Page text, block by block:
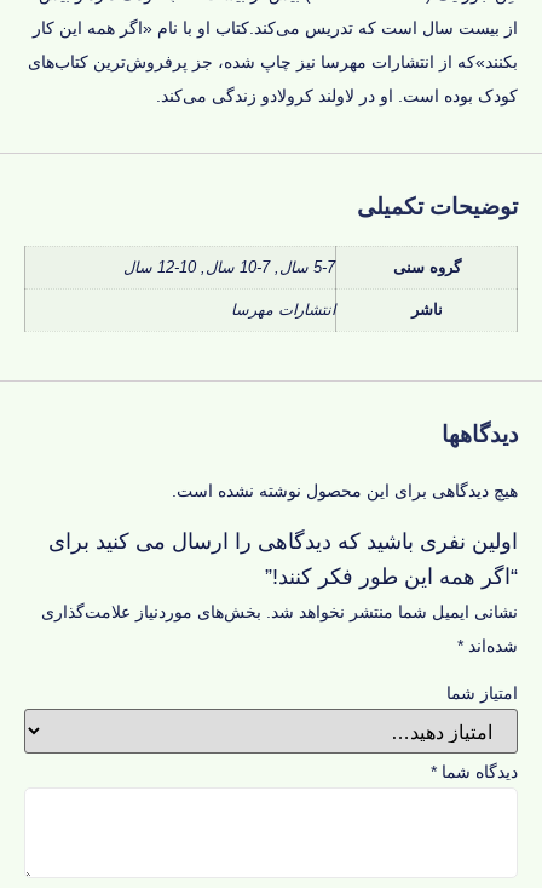
از بیست سال است که تدریس می‌کند.کتاب او با نام «اگر همه این کار
بکنند»که از انتشارات مهرسا نیز چاپ شده، جز پرفروش‌ترین‌ کتاب‌های
کودک بوده است. او در لاولند کرولادو زندگی می‌کند.
توضیحات تکمیلی
گروه سنی 5-7 سال, 7-10 سال, 10-12 سال
ناشر انتشارات مهرسا
دیدگاهها
هیچ دیدگاهی برای این محصول نوشته نشده است.
اولین نفری باشید که دیدگاهی را ارسال می کنید برای
“اگر همه این طور فکر کنند!”
نشانی ایمیل شما منتشر نخواهد شد.
بخش‌های موردنیاز علامت‌گذاری
شده‌اند *
امتیاز شما
دیدگاه شما *